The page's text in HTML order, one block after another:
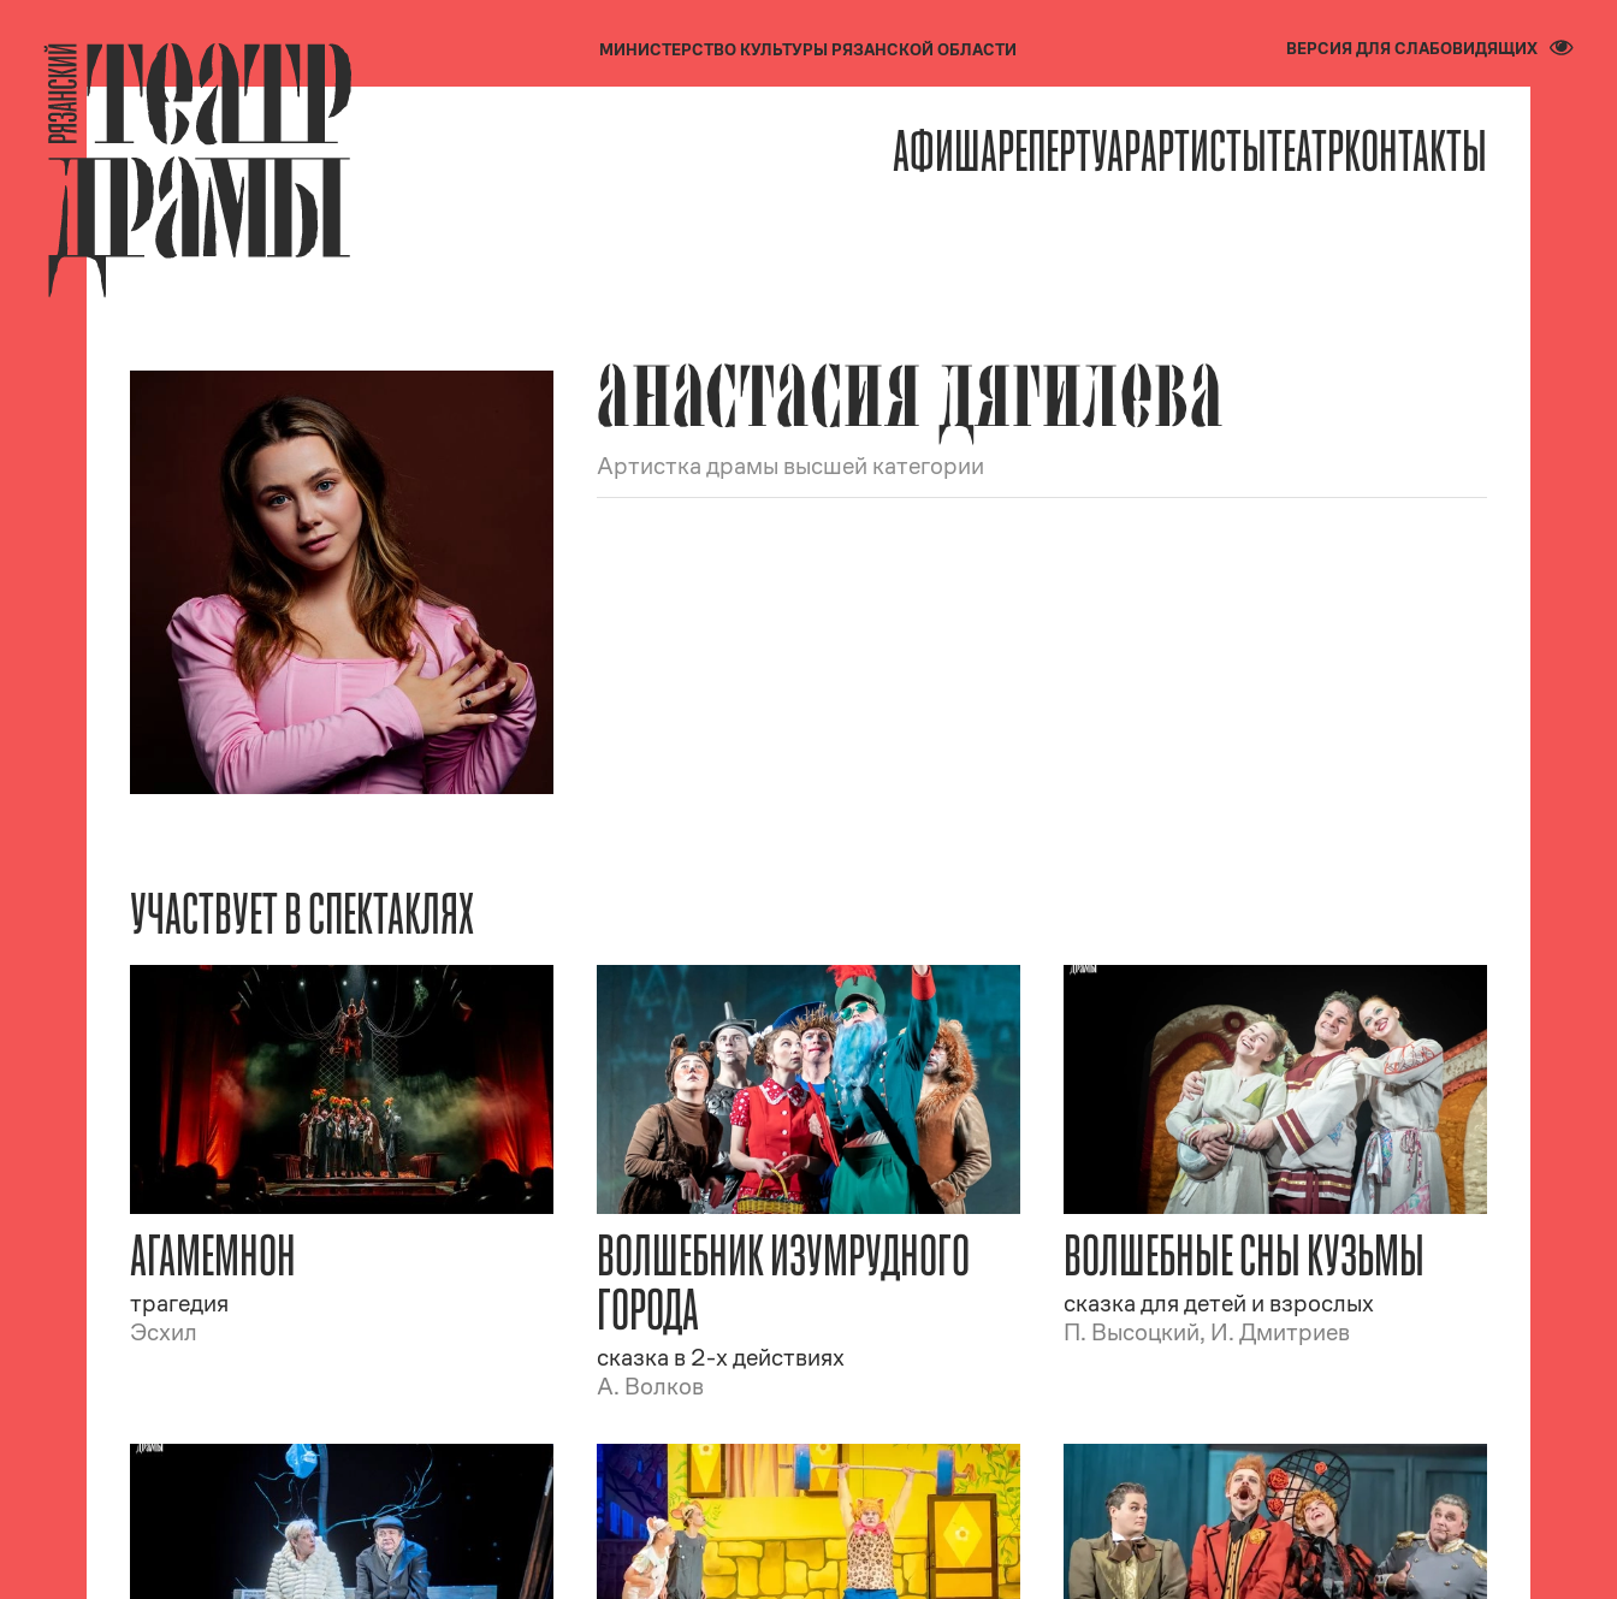
МИНИСТЕРСТВО КУЛЬТУРЫ РЯЗАНСКОЙ ОБЛАСТИ ВЕРСИЯ ДЛЯ СЛАБОВИДЯЩИХ
АФИШАРЕПЕРТУАРАРТИСТЫТЕАТРКОНТАКТЫ
АНАСТАСИЯ ДЯГИЛЕВА
Артистка драмы высшей категории
УЧАСТВУЕТ В СПЕКТАКЛЯХ
АГАМЕМНОН
трагедия
Эсхил
ВОЛШЕБНИК ИЗУМРУДНОГО
ГОРОДА
сказка в 2-х действиях
А. Волков
ВОЛШЕБНЫЕ СНЫ КУЗЬМЫ
сказка для детей и взрослых
П. Высоцкий, И. Дмитриев